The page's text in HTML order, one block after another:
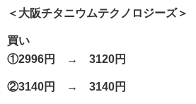
＜大阪チタニウムテクノロジーズ＞
買い
①2996円 → 3120円
②3140円 → 3140円